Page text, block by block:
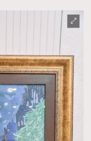
FigaroAesthetic